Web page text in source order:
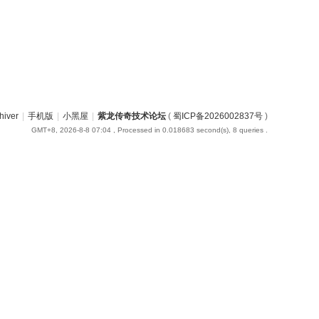
手机版 小黑屋 紫龙传奇技术论坛 ( 蜀ICP备2026002837号 )
GMT+8, 2026-8-8 07:04 , Processed in 0.018683 second(s), 8 queries .